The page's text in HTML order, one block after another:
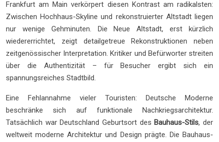
Frankfurt am Main verkörpert diesen Kontrast am radikalsten:
Zwischen Hochhaus-Skyline und rekonstruierter Altstadt liegen
nur wenige Gehminuten. Die Neue Altstadt, erst kürzlich
wiedererrichtet, zeigt detailgetreue Rekonstruktionen neben
zeitgenössischer Interpretation. Kritiker und Befürworter streiten
über die Authentizität – für Besucher ergibt sich ein
spannungsreiches Stadtbild.
Eine Fehlannahme vieler Touristen: Deutsche Moderne
beschränke sich auf funktionale Nachkriegsarchitektur.
Tatsächlich war Deutschland Geburtsort des Bauhaus-Stils, der
weltweit moderne Architektur und Design prägte. Die Bauhaus-